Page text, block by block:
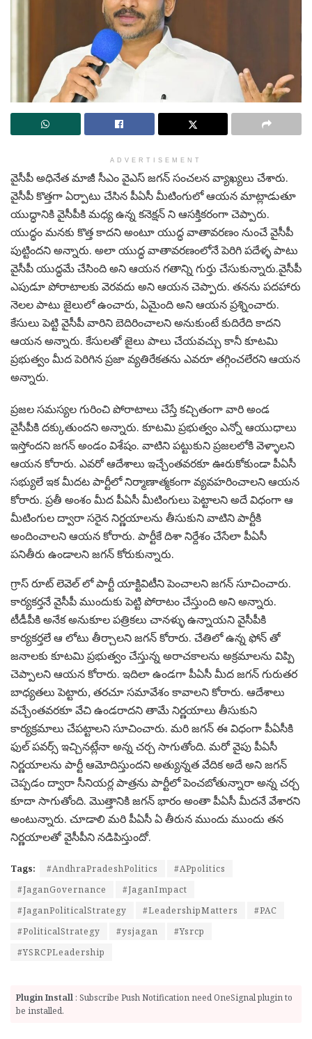
ADVERTISEMENT
వైసీపీ అధినేత మాజీ సీఎం వైఎస్ జగన్ సంచలన వ్యాఖ్యలు చేశారు.
వైసీపీ కొత్తగా ఏర్పాటు చేసిన పీఏసీ మీటింగులో ఆయన మాట్లాడుతూ
యుద్ధానికి వైసీపీకి మధ్య ఉన్న కనెక్షన్ ని ఆసక్తికరంగా చెప్పారు.
యుద్ధం మనకు కొత్త కాదని అంటూ యుద్ధ వాతావరణం నుంచే వైసీపీ
పుట్టిందని అన్నారు. అలా యుద్ధ వాతావరణంలోనే పెరిగి పదేళ్ళ పాటు
వైసీపీ యుద్ధమే చేసింది అని ఆయన గతాన్ని గుర్తు చేసుకున్నారు.వైసీపీ
ఎపుడూ పోరాటాలకు వెరవదు అని ఆయన చెప్పారు. తనను పదహారు
నెలల పాటు జైలులో ఉంచారు, ఏమైంది అని ఆయన ప్రశ్నించారు.
కేసులు పెట్టి వైసీపీ వారిని బెదిరించాలని అనుకుంటే కుదిరేది కాదని
ఆయన అన్నారు. కేసులతో జైలు పాలు చేయవచ్చు కానీ కూటమి
ప్రభుత్వం మీద పెరిగిన ప్రజా వ్యతిరేకతను ఎవరూ తగ్గించలేరని ఆయన
అన్నారు.
ప్రజల సమస్యల గురించి పోరాటాలు చేస్తే కచ్చితంగా వారి అండ
వైసీపీకి దక్కుతుందని అన్నారు. కూటమి ప్రభుత్వం ఎన్నో ఆయుధాలు
ఇస్తోందని జగన్ అండం విశేషం. వాటిని పట్టుకుని ప్రజలలోకి వెళ్ళాలని
ఆయన కోరారు. ఎవరో ఆదేశాలు ఇచ్చేంతవరకూ ఊరుకోకుండా పీఏసీ
సభ్యులే ఇక మీదట పార్టీలో నిర్మాణాత్మకంగా వ్యవహరించాలని ఆయన
కోరారు. ప్రతీ అంశం మీద పీఏసీ మీటింగులు పెట్టాలని అదే విధంగా ఆ
మీటింగుల ద్వారా సరైన నిర్ణయాలను తీసుకుని వాటిని పార్టీకి
అందించాలని ఆయన కోరారు. పార్టీకే దిశా నిర్దేశం చేసేలా పీఏసీ
పనితీరు ఉండాలని జగన్ కోరుకున్నారు.
గ్రాస్ రూట్ లెవెల్ లో పార్టీ యాక్టివిటీని పెంచాలని జగన్ సూచించారు.
కార్యకర్తనే వైసీపీ ముందుకు పెట్టి పోరాటం చేస్తుంది అని అన్నారు.
టీడీపీకి అనేక అనుకూల పత్రికలు చానళ్ళు ఉన్నాయని వైసీపీకి
కార్యకర్తలే ఆ లోటు తీర్చాలని జగన్ కోరారు. చేతిలో ఉన్న ఫోన్ తో
జనాలకు కూటమి ప్రభుత్వం చేస్తున్న అరాచకాలను అక్రమాలను విప్పి
చెప్పాలని ఆయన కోరారు. ఇదిలా ఉండగా పీఏసీ మీద జగన్ గురుతర
బాధ్యతలు పెట్టారు, తరచూ సమావేశం కావాలని కోరారు. ఆదేశాలు
వచ్చేంతవరకూ వేచి ఉండరాదని తామే నిర్ణయాలు తీసుకుని
కార్యక్రమాలు చేపట్టాలని సూచించారు. మరి జగన్ ఈ విధంగా పీఏసీకి
ఫుల్ పవర్స్ ఇచ్చినట్లేనా అన్న చర్చ సాగుతోంది. మరో వైపు పీఏసీ
నిర్ణయాలను పార్టీ ఆమోదిస్తుందని అత్యున్నత వేదిక అదే అని జగన్
చెప్పడం ద్వారా సీనియర్ల పాత్రను పార్టీలో పెంచబోతున్నారా అన్న చర్చ
కూదా సాగుతోంది. మొత్తానికి జగన్ భారం అంతా పీఏసీ మీదనే వేశారని
అంటున్నారు. చూడాలి మరి పీఏసీ ఏ తీరున ముందు ముందు తన
నిర్ణయాలతో వైసీపీని నడిపిస్తుందో.
Tags: #AndhraPradeshPolitics
#APpolitics
#JaganGovernance
#JaganImpact
#JaganPoliticalStrategy
#LeadershipMatters
#PAC
#PoliticalStrategy
#ysjagan
#Ysrcp
#YSRCPLeadership
Plugin Install : Subscribe Push Notification need OneSignal plugin to
be installed.